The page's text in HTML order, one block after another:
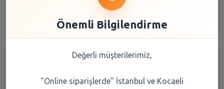
Önemli Bilgilendirme
Değerli müşterilerimiz,
"Online siparişlerde" İstanbul ve Kocaeli